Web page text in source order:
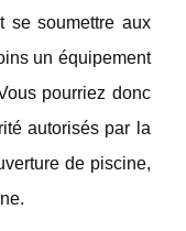
se soumettre aux
un équipement
pourriez donc
autorisés par la
de piscine,